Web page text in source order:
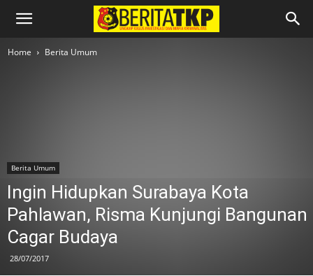
Home Berita Umum
Berita Umum
Ingin Hidupkan Surabaya Kota
Pahlawan, Risma Kunjungi Bangunan
Cagar Budaya
28/07/2017